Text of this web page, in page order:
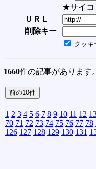
★サイコ
ＵＲＬ
削除キー
クッキ
1660件の記事があります。
1 2 3 4 5 6 7 8 9 10 11 12 13
70 71 72 73 74 75 76 77 78
126 127 128 129 130 131